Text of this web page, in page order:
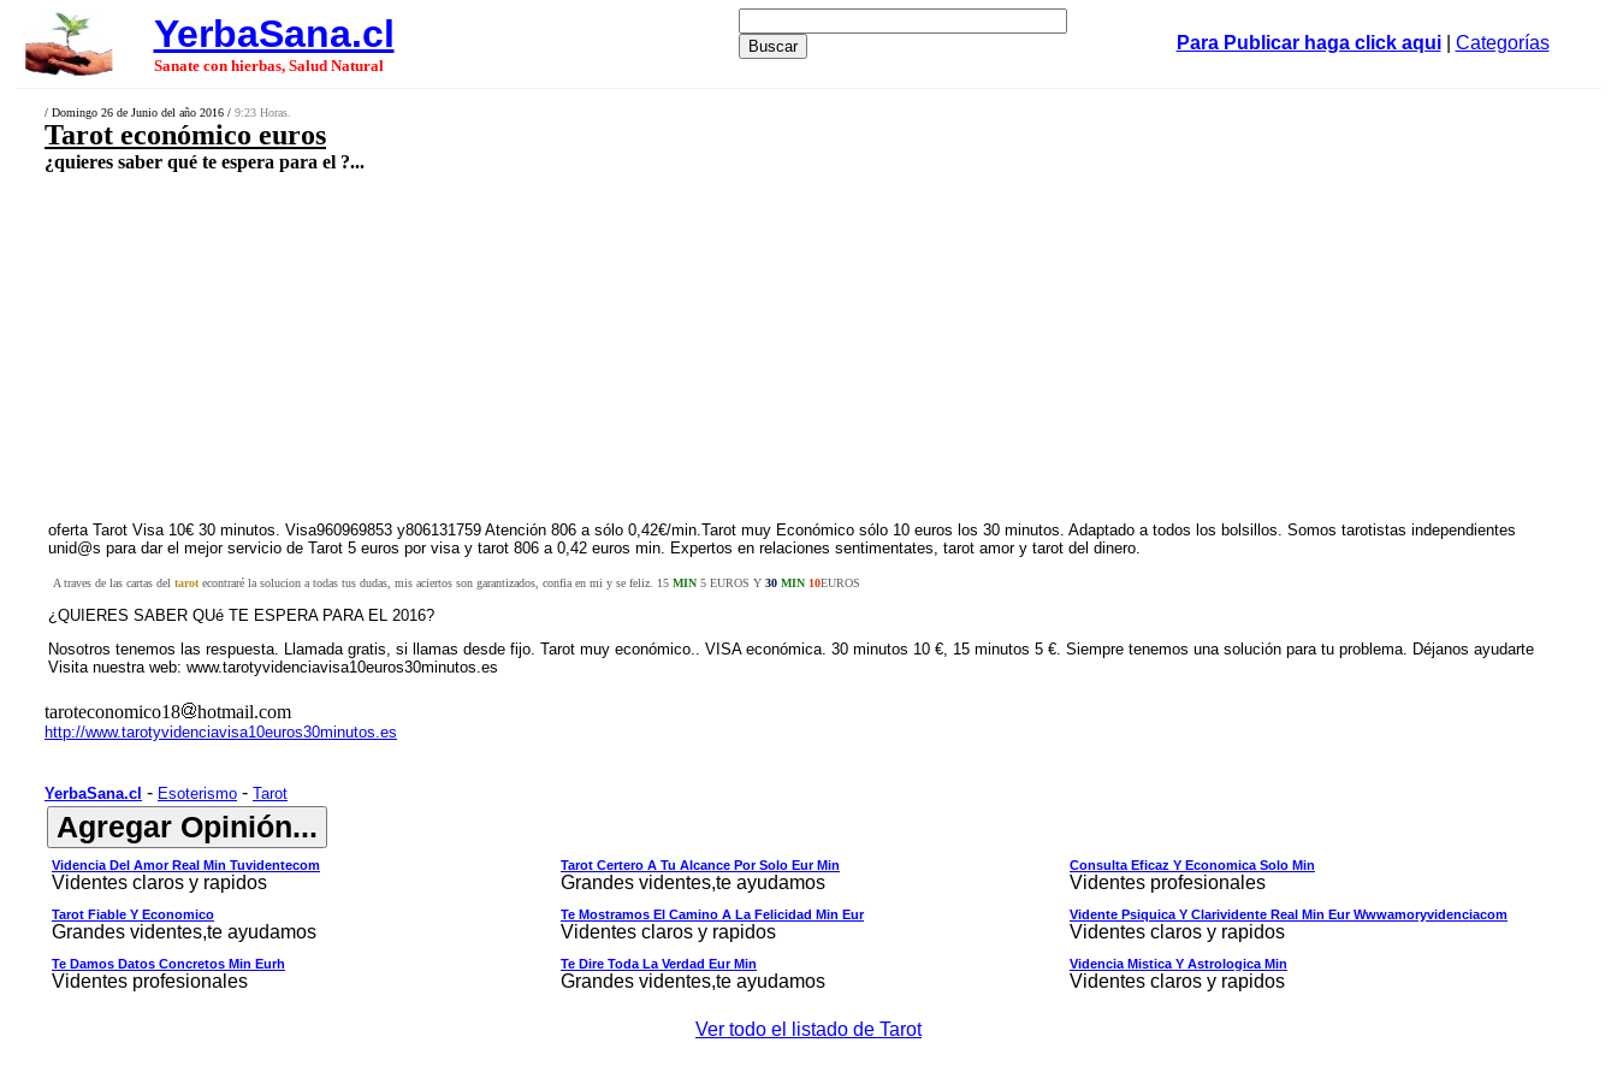
YerbaSana.cl
Sanate con hierbas, Salud Natural
Para Publicar haga click aqui| Categorías
/ Domingo 26 de Junio del año 2016 / 9:23 Horas.
Tarot económico euros
¿quieres saber qué te espera para el ?...
oferta Tarot Visa 10€ 30 minutos. Visa960969853 y806131759 Atención 806 a sólo 0,42€/min.Tarot muy Económico sólo 10 euros los 30 minutos. Adaptado a todos los bolsillos. Somos tarotistas independientes
unid@s para dar el mejor servicio de Tarot 5 euros por visa y tarot 806 a 0,42 euros min. Expertos en relaciones sentimentates, tarot amor y tarot del dinero.
A traves de las cartas del tarot econtraré la solucion a todas tus dudas, mis aciertos son garantizados, confia en mi y se feliz. 15 MIN 5 EUROS Y 30 MIN 10EUROS
¿QUIERES SABER QUé TE ESPERA PARA EL 2016?
Nosotros tenemos las respuesta. Llamada gratis, si llamas desde fijo. Tarot muy económico.. VISA económica. 30 minutos 10 €, 15 minutos 5 €. Siempre tenemos una solución para tu problema. Déjanos ayudarte
Visita nuestra web: www.tarotyvidenciavisa10euros30minutos.es
taroteconomico18 hotmail.com
http://www.tarotyvidenciavisa10euros30minutos.es
YerbaSana.cl - Esoterismo - Tarot
Videncia Del Amor Real Min Tuvidentecom
Videntes claros y rapidos
Tarot Certero A Tu Alcance Por Solo Eur Min
Grandes videntes,te ayudamos
Consulta Eficaz Y Economica Solo Min
Videntes profesionales
Tarot Fiable Y Economico
Grandes videntes,te ayudamos
Te Mostramos El Camino A La Felicidad Min Eur
Videntes claros y rapidos
Vidente Psiquica Y Clarividente Real Min Eur Wwwamoryvidenciacom
Videntes claros y rapidos
Te Damos Datos Concretos Min Eurh
Videntes profesionales
Te Dire Toda La Verdad Eur Min
Grandes videntes,te ayudamos
Videncia Mistica Y Astrologica Min
Videntes claros y rapidos
Ver todo el listado de Tarot